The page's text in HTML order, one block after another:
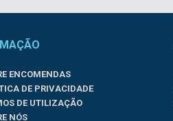
ENCOMENDAS
DE PRIVACIDADE
DE UTILIZAÇÃO
NÓS